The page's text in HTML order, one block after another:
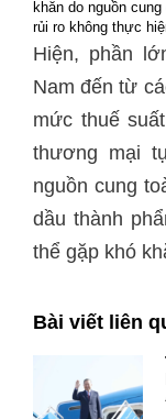
khăn do nguồn
rủi ro không thực
Hiện, phần
Nam đến từ
mức thuế
thương mại
nguồn cung
dầu thành
thể gặp khó
Bài viết liên